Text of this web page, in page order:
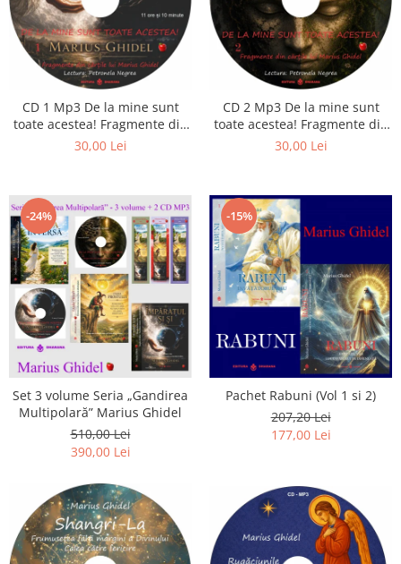
CD 1 Mp3 De la mine sunt
toate acestea! Fragmente din
cărțile lui Marius Ghidel
30,00 Lei
CD 2 Mp3 De la mine sunt
toate acestea! Fragmente din
cărțile lui Marius Ghidel
30,00 Lei
-24%
Set 3 volume Seria „Gandirea
Multipolară” Marius Ghidel
510,00 Lei
390,00 Lei
-15%
Pachet Rabuni (Vol 1 si 2)
207,20 Lei
177,00 Lei